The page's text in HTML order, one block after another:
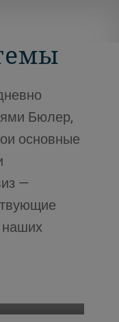
Бюлер,
основные
—
наших